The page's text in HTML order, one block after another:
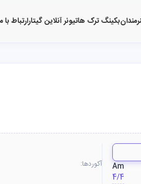
بکینگ ترک هاتیونر آنلاین گیتارارتباط با
Am
4/4
آکوردها: